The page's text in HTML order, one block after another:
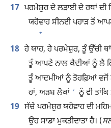
17 ਪਰਮੇਸ਼ੁਰ ਦੇ ਲੜਾਈ ਦੇ ਰਥਾਂ ਦੀ
ਯਹੋਵਾਹ ਸੀਨਈ ਪਹਾੜ ਤੋਂ
+
18 ਹੇ ਯਾਹ, ਹੇ ਪਰਮੇਸ਼ੁਰ, ਤੂੰ ਉੱਚੀ ਥਾਂ
ਤੂੰ ਆਪਣੇ ਨਾਲ ਕੈਦੀਆਂ ਨੂੰ ਲੈ
ਤੂੰ ਆਦਮੀਆਂ ਨੂੰ ਤੋਹਫ਼ਿਆਂ ਵਜੋਂ
ਹਾਂ, ਅੜਬ ਲੋਕਾਂ + ਨੂੰ ਵੀ
19 ਸੱਚੇ ਪਰਮੇਸ਼ੁਰ ਯਹੋਵਾਹ ਦੀ
ਉਹ ਸਾਡਾ ਮੁਕਤੀਦਾਤਾ ਹੈ। (